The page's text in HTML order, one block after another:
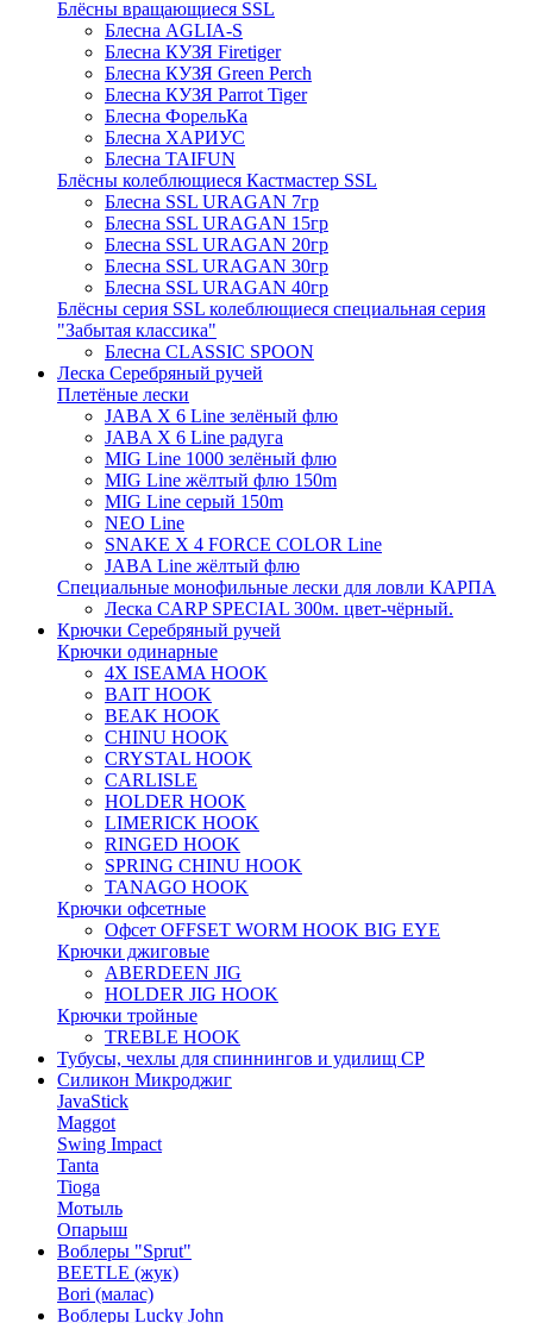
Блёсны вращающиеся SSL
Блесна AGLIA-S
Блесна КУЗЯ Firetiger
Блесна КУЗЯ Green Perch
Блесна КУЗЯ Parrot Tiger
Блесна ФорельКа
Блесна ХАРИУС
Блесна TAIFUN
Блёсны колеблющиеся Кастмастер SSL
Блесна SSL URAGAN 7гр
Блесна SSL URAGAN 15гр
Блесна SSL URAGAN 20гр
Блесна SSL URAGAN 30гр
Блесна SSL URAGAN 40гр
Блёсны серия SSL колеблющиеся специальная серия
"Забытая классика"
Блесна CLASSIC SPOON
Леска Серебряный ручей
Плетёные лески
JABA X 6 Line зелёный флю
JABA X 6 Line радуга
MIG Line 1000 зелёный флю
MIG Line жёлтый флю 150m
MIG Line серый 150m
NEO Line
SNAKE X 4 FORCE COLOR Line
JABA Line жёлтый флю
Специальные монофильные лески для ловли КАРПА
Леска CARP SPECIAL 300м. цвет-чёрный.
Крючки Серебряный ручей
Крючки одинарные
4X ISEAMA HOOK
BAIT HOOK
BEAK HOOK
CHINU HOOK
CRYSTAL HOOK
CARLISLE
HOLDER HOOK
LIMERICK HOOK
RINGED HOOK
SPRING CHINU HOOK
TANAGO HOOK
Крючки офсетные
Офсет OFFSET WORM HOOK BIG EYE
Крючки джиговые
ABERDEEN JIG
HOLDER JIG HOOK
Крючки тройные
TREBLE HOOK
Тубусы, чехлы для спиннингов и удилищ СР
Силикон Микроджиг
JavaStick
Maggot
Swing Impact
Tanta
Tioga
Мотыль
Опарыш
Воблеры "Sprut"
BEETLE (жук)
Bori (малас)
Воблеры Lucky John